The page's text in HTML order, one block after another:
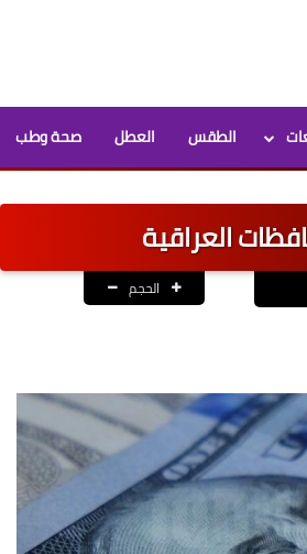
الطقس العطل صحة وطب
العراقية
الحجم